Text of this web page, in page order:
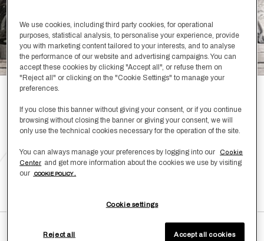
BOLD, CHAINS, ACROSS,
LUXURY COTTON VELVET
DEN LOOK SHOPPEN
We use cookies, including third party cookies, for operational
purposes, statistical analysis, to personalise your experience, provide
you with marketing content tailored to your interests, and to analyse
the performance of our website and advertising campaigns. You can
accept these cookies by clicking "Accept all", or refuse them on
"Reject all" or clicking on the "Cookie Settings" to manage your
preferences.
If you close this banner without giving your consent, or if you continue
browsing without closing the banner or giving your consent, we will
only use the technical cookies necessary for the operation of the site.
You can always manage your preferences by logging into our
Cookie
Center and get more information about the cookies we use by visiting
our
COOKIE POLICY .
Cookie settings
Reject all Accept all cookies